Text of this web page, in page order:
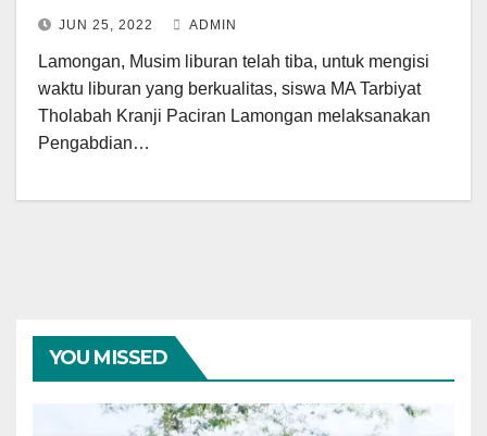
JUN 25, 2022 ADMIN
Lamongan, Musim liburan telah tiba, untuk mengisi
waktu liburan yang berkualitas, siswa MA Tarbiyat
Tholabah Kranji Paciran Lamongan melaksanakan
Pengabdian…
YOU MISSED